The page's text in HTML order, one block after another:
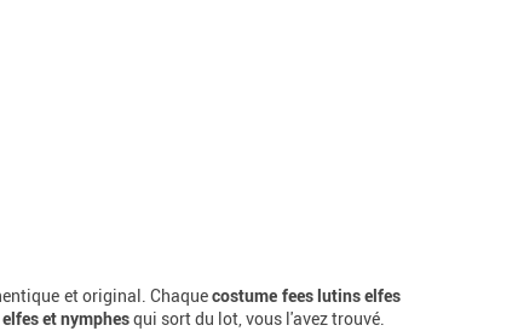
et original. Chaquecostume fees lutins elfes
et nymphesqui sort du lot, vous l'avez trouvé.